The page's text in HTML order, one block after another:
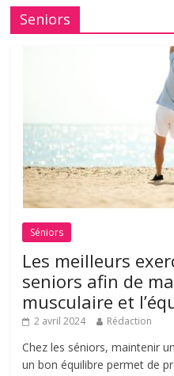
Seniors
Séniors
Les meilleurs
seniors afin de
musculaire et
2 avril 2024 Rédaction
Chez les séniors, maintenir
un bon équilibre permet de